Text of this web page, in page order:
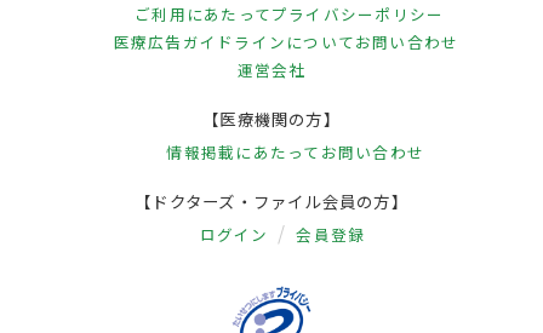
ご利用にあたってプライバシーポリシー
医療広告ガイドラインについてお問い合わせ
運営会社
【医療機関の方】
情報掲載にあたって お問い合わせ
【ドクターズ・ファイル会員の方】
ログイン 会員登録